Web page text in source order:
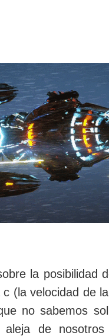
la posibilidad
(la velocidad de
no sabemos
de